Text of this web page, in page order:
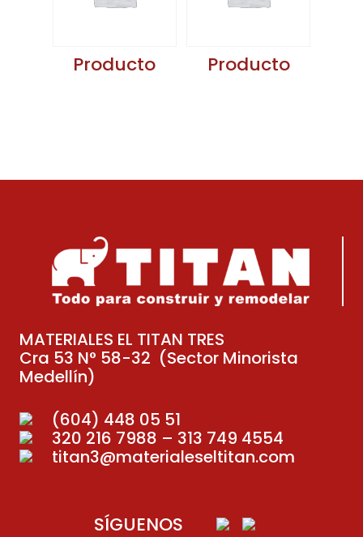
Producto Producto
MATERIALES EL TITAN TRES
Cra 53 N° 58-32 (Sector Minorista
Medellín)
(604) 448 05 51
320 216 7988 – 313 749 4554
titan3@materialeseltitan.com
SÍGUENOS